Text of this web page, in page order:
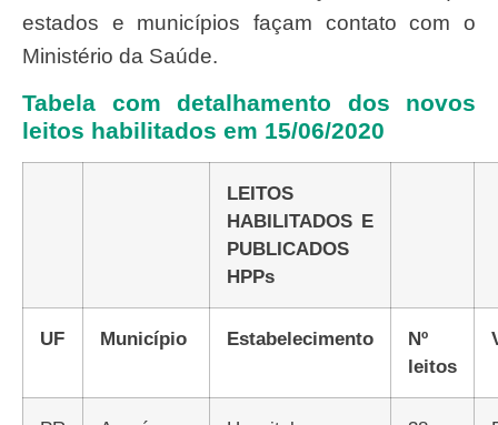
estados e municípios façam contato com o
Ministério da Saúde.
Tabela com detalhamento dos novos
leitos habilitados em 15/06/2020
LEITOS
HABILITADOS E
PUBLICADOS
HPPs
UF Município Estabelecimento
Nº
leitos